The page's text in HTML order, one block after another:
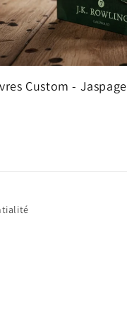
Custom - Jaspage